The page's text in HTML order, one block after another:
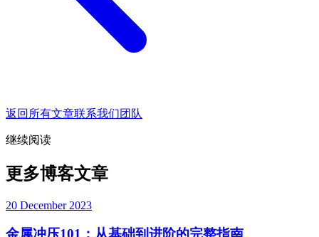
返回所有文章联系我们团队
继续阅读
更多博客文章
20 December 2023